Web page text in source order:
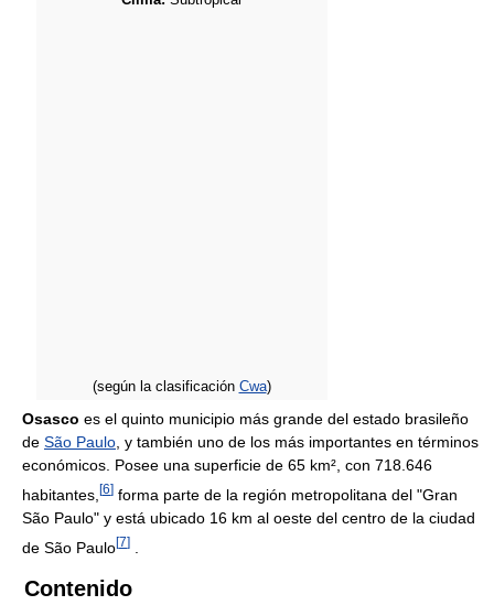
(según la clasificación Cwa)
Osasco es el quinto municipio más grande del estado brasileño
de São Paulo , y también uno de los más importantes en términos
económicos. Posee una superficie de 65 km², con 718.646
habitantes, [6] forma parte de la región metropolitana del "Gran
São Paulo" y está ubicado 16 km al oeste del centro de la ciudad
de São Paulo[7]
Contenido